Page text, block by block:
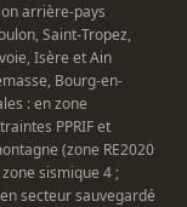
arrière-pays
Saint-Tropez,
Isère et Ain
Bourg-en-
: en zone
PPRIF et
(zone RE2020
sismique 4 ;
secteur sauvegardé